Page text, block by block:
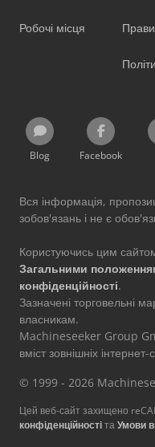
Робочі місця
Blog Facebook
Вся інформація,
зобов'язань і не є
Користуючись цим
Загальними
конфіденційності.
Зазначені торговельні
власникам.
Machineseeker Group
вміст зовнішніх
© 1999 - 2026
Цей веб-сайт захищено
конфіденційностітаУмови